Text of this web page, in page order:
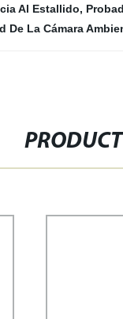
Al Estallido,
De La Cámara